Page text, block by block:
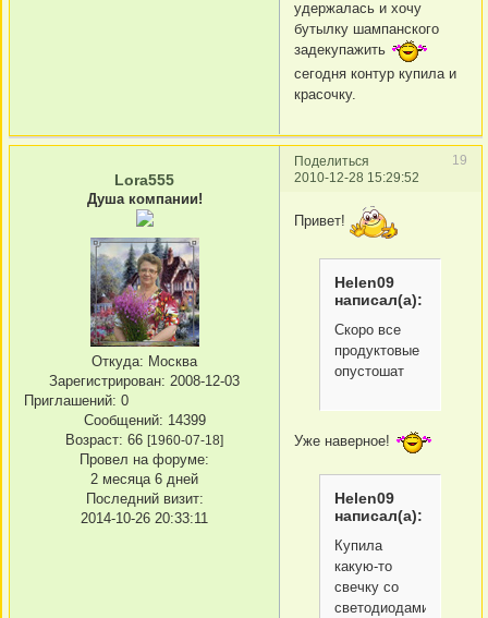
удержалась и хочу
бутылку шампанского
задекупажить
сегодня контур купила и
красочку.
Поделиться
19
2010-12-28 15:29:52
Lora555
Душа компании!
Откуда: Москва
Зарегистрирован: 2008-12-03
Приглашений: 0
Сообщений: 14399
Возраст: 66 [1960-07-18]
Провел на форуме:
2 месяца 6 дней
Последний визит:
2014-10-26 20:33:11
Привет!
Helen09
написал(а):
Скоро все
продуктовые
опустошат
Уже наверное!
Helen09
написал(а):
Купила
какую-то
свечку со
светодиодами,